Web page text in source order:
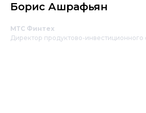
Борис Ашрафьян
МТС Финтех
Директор продуктово-инвестиционного